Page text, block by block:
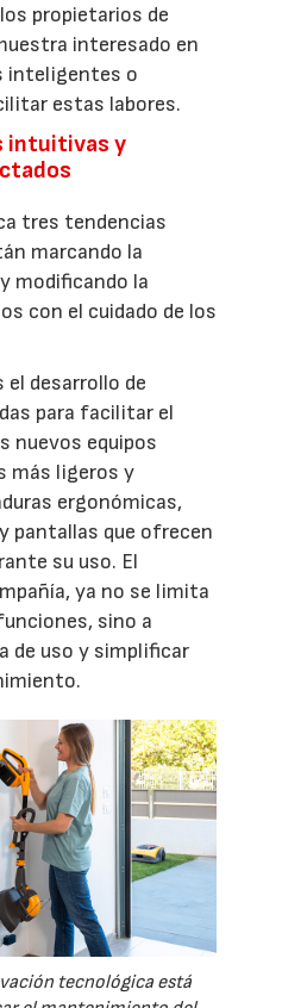
propietarios de
interesado en
inteligentes o
estas labores.
intuitivas y
tres tendencias
marcando la
modificando la
con el cuidado de los
el desarrollo de
para facilitar el
nuevos equipos
más ligeros y
ergonómicas,
pantallas que ofrecen
su uso. El
ya no se limita
sino a
de uso y simplificar
tecnológica está